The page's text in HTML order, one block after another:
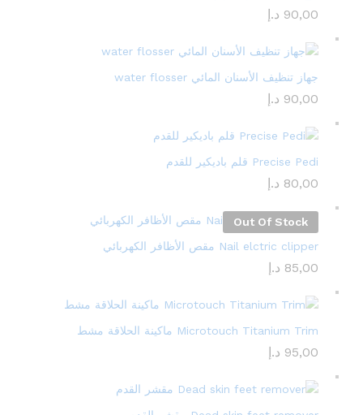
90,00 د.إ
جهاز تنظيف الأسنان المائي water flosser
90,00 د.إ
Precise Pedi قلم باديكير للقدم
80,00 د.إ
Out Of Stock
Nail elctric clipper مقص الأظافر الكهربائي
85,00 د.إ
Microtouch Titanium Trim ماكينة الحلاقة مشط
95,00 د.إ